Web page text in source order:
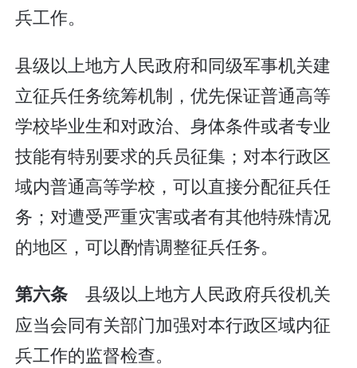
兵工作。
县级以上地方人民政府和同级军事机关建
立征兵任务统筹机制，优先保证普通高等
学校毕业生和对政治、身体条件或者专业
技能有特别要求的兵员征集；对本行政区
域内普通高等学校，可以直接分配征兵任
务；对遭受严重灾害或者有其他特殊情况
的地区，可以酌情调整征兵任务。
第六条 县级以上地方人民政府兵役机关
应当会同有关部门加强对本行政区域内征
兵工作的监督检查。